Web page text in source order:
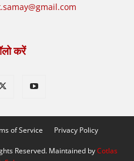
करें
of Service Privacy Policy
Reserved. Maintained byCotlas